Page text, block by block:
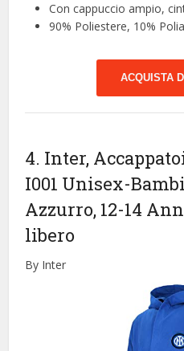
Con cappuccio ampio,
90% Poliestere, 10%
ACQUISTA
4. Inter,
I001 Unisex-
Azzurro, 12-14
libero
By Inter